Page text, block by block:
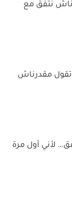
نتفق مع
مقدرناش
لأني أول مرة